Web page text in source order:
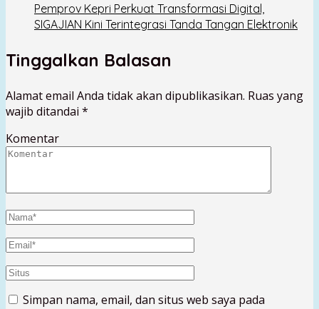
Pemprov Kepri Perkuat Transformasi Digital,
SIGAJIAN Kini Terintegrasi Tanda Tangan Elektronik
Tinggalkan Balasan
Alamat email Anda tidak akan dipublikasikan. Ruas yang
wajib ditandai *
Komentar
Simpan nama, email, dan situs web saya pada